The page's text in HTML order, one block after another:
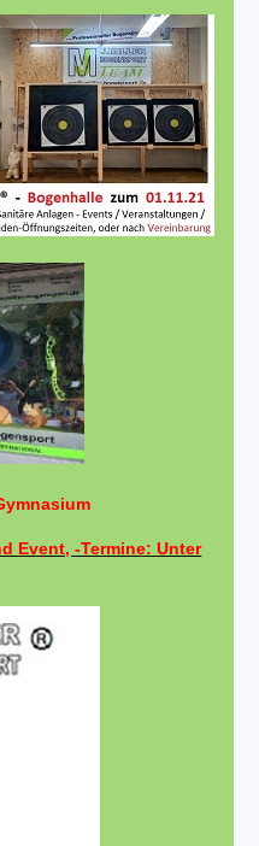
Event, -Termine: Unter